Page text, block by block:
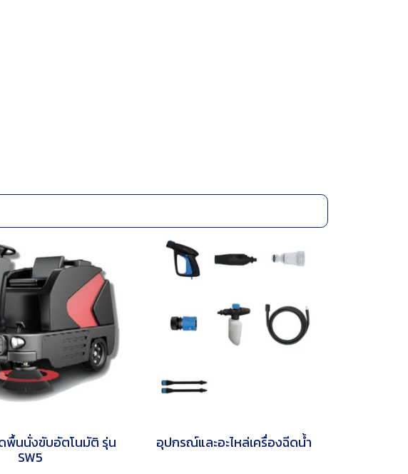
พื้นนั่งขับอัตโนมัติ รุ่น
SW5
อุปกรณ์และอะไหล่เครื่องฉีดน้ำ